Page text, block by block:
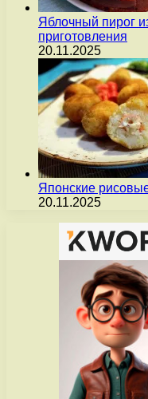
Яблочный пирог
приготовления
20.11.2025
Японские
20.11.2025